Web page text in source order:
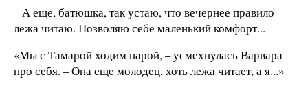
– А еще, батюшка, так устаю, что вечернее правило
лежа читаю. Позволяю себе маленький комфорт...
«Мы с Тамарой ходим парой, – усмехнулась Варвара
про себя. – Она еще молодец, хоть лежа читает, а я...»